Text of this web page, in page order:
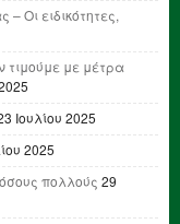
Οι ειδικότητες,
τιμούμε με μέτρα
Ιουλίου 2025
2025
πολλούς 29